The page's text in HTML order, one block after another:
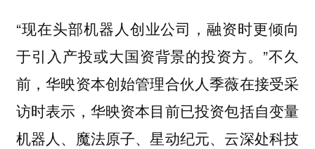
“现在头部机器人创业公司，融资时更倾向
于引入产投或大国资背景的投资方。”不久
前，华映资本创始管理合伙人季薇在接受采
访时表示，华映资本目前已投资包括自变量
机器人、魔法原子、星动纪元、云深处科技